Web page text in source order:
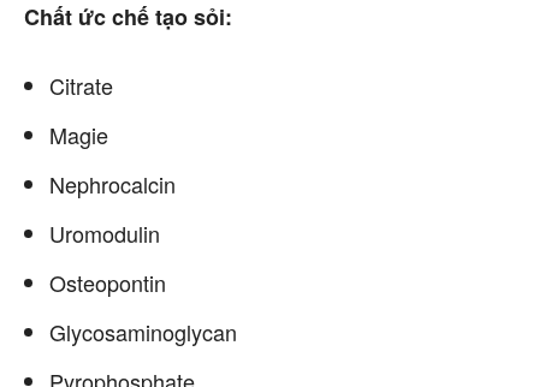
Chất ức chế tạo sỏi:
Citrate
Magie
Nephrocalcin
Uromodulin
Osteopontin
Glycosaminoglycan